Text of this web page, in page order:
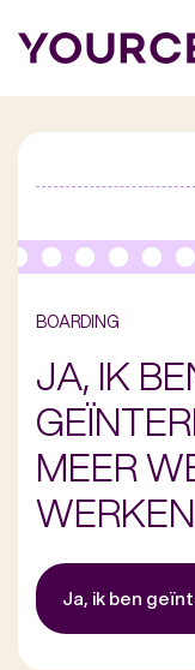
BOARDING
JA, IK
MEER
Ja, ik ben